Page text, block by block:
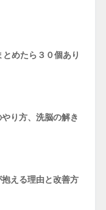
めたら３０個あり
り方、洗脳の解き
える理由と改善方